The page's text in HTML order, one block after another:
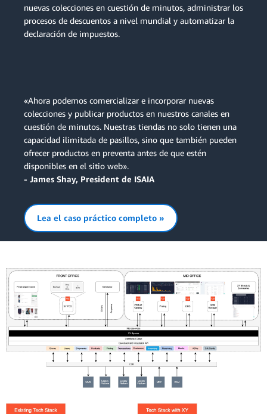
nuevas colecciones en cuestión de minutos, administrar los
procesos de descuentos a nivel mundial y automatizar la
declaración de impuestos.
«Ahora podemos comercializar e incorporar nuevas
colecciones y publicar productos en nuestros canales en
cuestión de minutos. Nuestras tiendas no solo tienen una
capacidad ilimitada de pasillos, sino que también pueden
ofrecer productos en preventa antes de que estén
disponibles en el sitio web».
- James Shay, President de ISAIA
Lea el caso práctico completo »